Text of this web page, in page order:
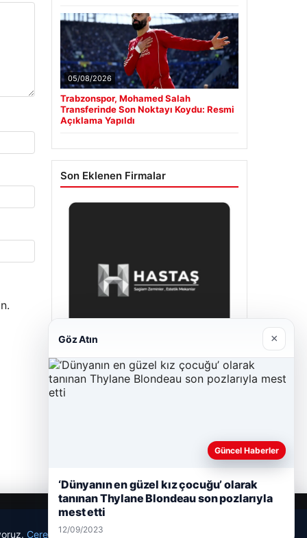
05/08/2026
Trabzonspor, Mohamed Salah
Transferinde Son Noktayı Koydu: Resmi
Açıklama Yapıldı
Son Eklenen Firmalar
Hastaş Beton
Çerez Politikamız
Göz Atın ×
Güncel Haberler
‘Dünyanın en güzel kız çocuğu’ olarak
tanınan Thylane Blondeau son pozlarıyla
mest etti
12/09/2023